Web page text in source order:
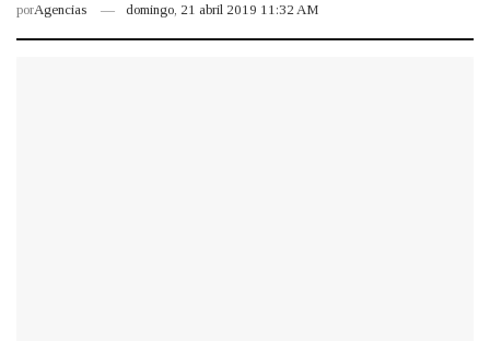
porAgencias domingo, 21 abril 2019 11:32 AM